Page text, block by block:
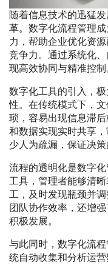
随着信息技术的迅猛
革。数字化流程管理
力，帮助企业优化资
竞争力。通过系统化
现高效协同与精准控制
数字化工具的引入，
性。在传统模式下，
琐，容易出现信息滞
和数据实现实时共享
少人为疏漏，保证决策
流程的透明化是数字
工具，管理者能够清
工，及时发现瓶颈并
团队协作效率，还增
积极发展。
与此同时，数字化流
统自动收集和分析运